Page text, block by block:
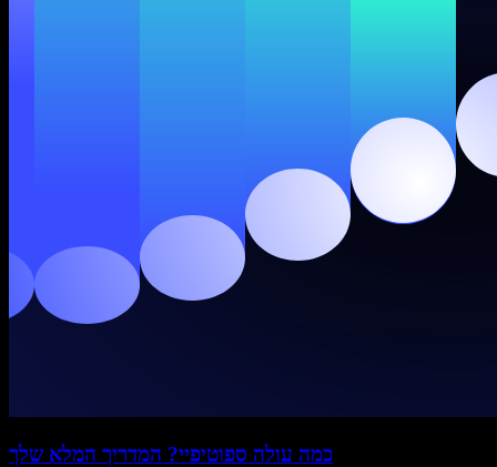
כמה עולה ספוטיפיי? המדריך המלא שלך